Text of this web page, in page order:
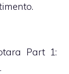
Part 1: